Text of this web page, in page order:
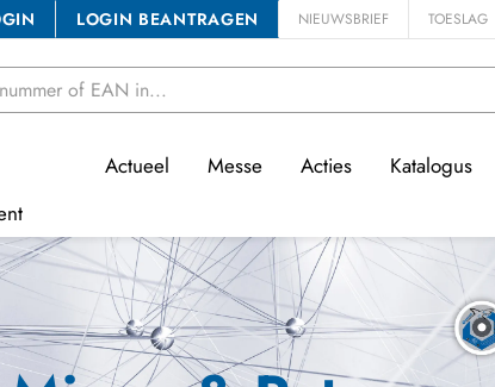
LOGIN BEANTRAGEN NIEUWSBRIEF TOESLAG
Actueel Messe Acties Katalogus